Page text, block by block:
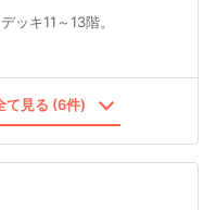
ッキ11～13階。
て見る (6件)